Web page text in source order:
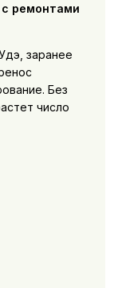
с ремонтами
заранее
Без
число